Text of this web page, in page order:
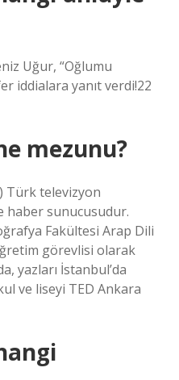
Uğur, “Oğlumu
iddialara yanıt verdi!22
mezunu?
Türk televizyon
haber sunucusudur.
Fakültesi Arap Dili
görevlisi olarak
yazları İstanbul’da
ve liseyi TED Ankara